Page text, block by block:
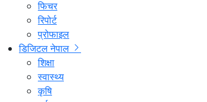
फिचर
रिपोर्ट
प्रोफाइल
डिजिटल नेपाल
शिक्षा
स्वास्थ्य
कृषि